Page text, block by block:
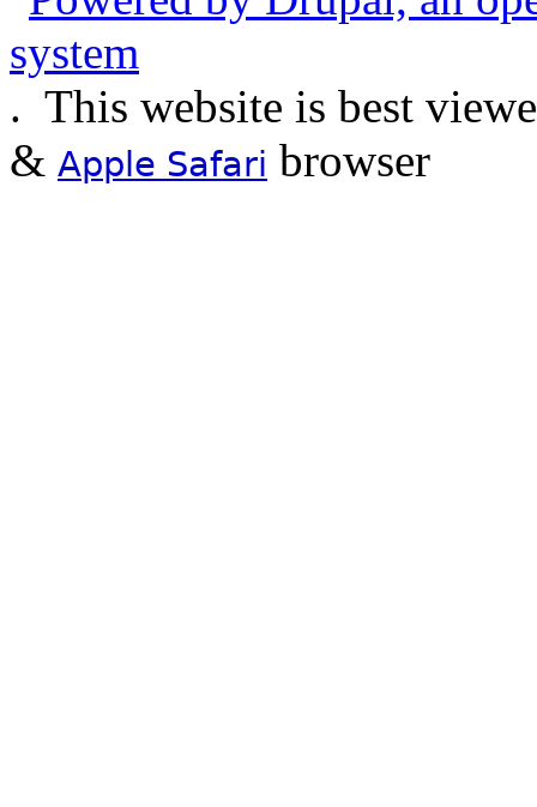
. This website is best
& Apple Safari browser